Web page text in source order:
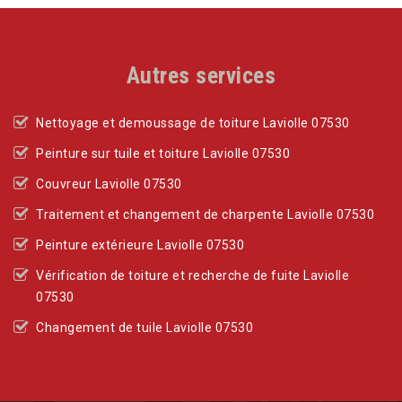
Autres services
Nettoyage et demoussage de toiture Laviolle 07530
Peinture sur tuile et toiture Laviolle 07530
Couvreur Laviolle 07530
Traitement et changement de charpente Laviolle 07530
Peinture extérieure Laviolle 07530
Vérification de toiture et recherche de fuite Laviolle
07530
Changement de tuile Laviolle 07530